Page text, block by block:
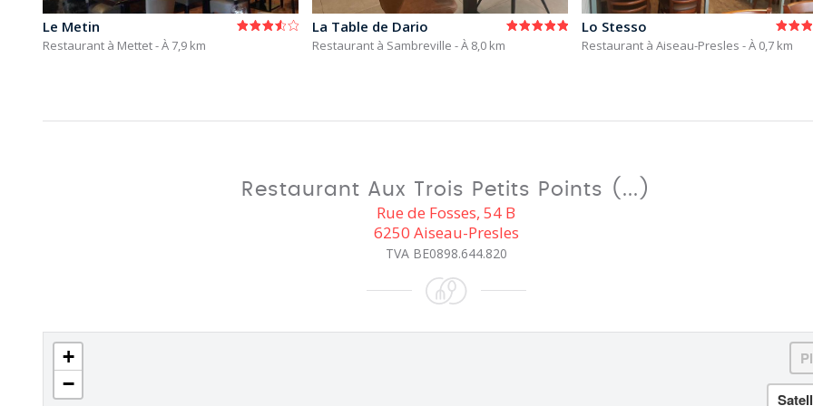
Le Metin
Restaurant à Mettet- À 7,9 km
La Table de Dario
Restaurant à Sambreville - À 8,0 km
Lo Stesso
Restaurant à Aiseau-Presles - À 0,7 km
Restaurant Aux Trois Petits Points (...)
Rue de Fosses, 54 B
6250 Aiseau-Presles
TVA BE0898.644.820
+
−